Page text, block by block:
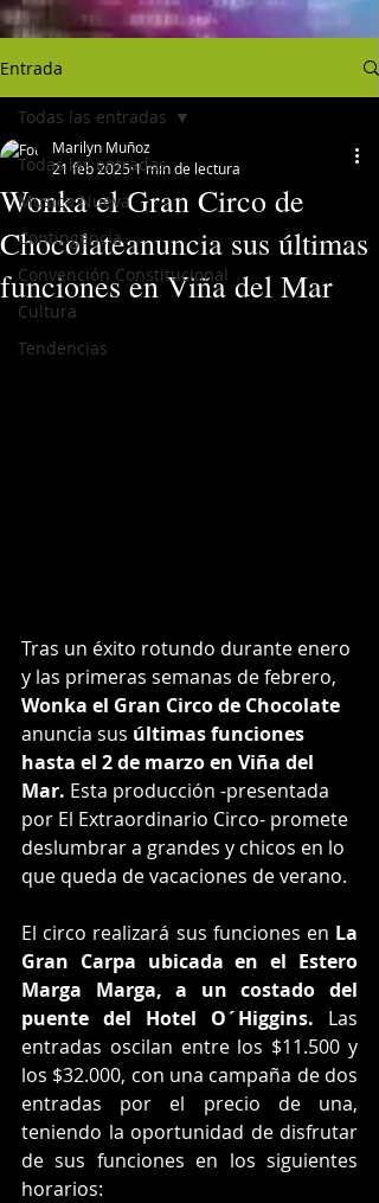
Entrada
Todas las entradas
Musica Nueva
Contingencia
Convención Constitucional
Cultura
Tendencias
Todas las entradas
Wonka el Gran Circo de
Chocolateanuncia sus últimas
funciones en Viña del Mar
Marilyn Muñoz
21 feb 20251 min de lectura
Tras un éxito rotundo durante enero
y las primeras semanas de febrero,
Wonka el Gran Circo de Chocolate
anuncia sus últimas funciones
hasta el 2 de marzo en Viña del
Mar. Esta producción -presentada
por El Extraordinario Circo- promete
deslumbrar a grandes y chicos en lo
que queda de vacaciones de verano.
El circo realizará sus funciones en La
Gran Carpa ubicada en el Estero
Marga Marga, a un costado del
puente del Hotel O´Higgins. Las
entradas oscilan entre los $11.500 y
los $32.000, con una campaña de dos
entradas por el precio de una,
teniendo la oportunidad de disfrutar
de sus funciones en los siguientes
horarios: